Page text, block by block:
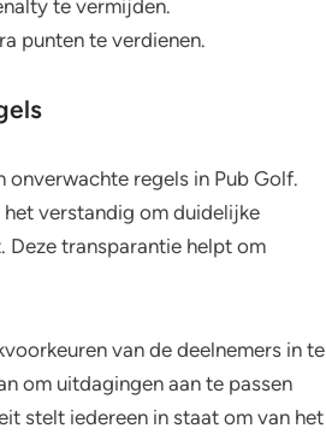
te vermijden.
punten te verdienen.
regels in Pub Golf.
verstandig om duidelijke
transparantie helpt om
van de deelnemers in te
om uitdagingen aan te passen
stelt iedereen in staat om van het